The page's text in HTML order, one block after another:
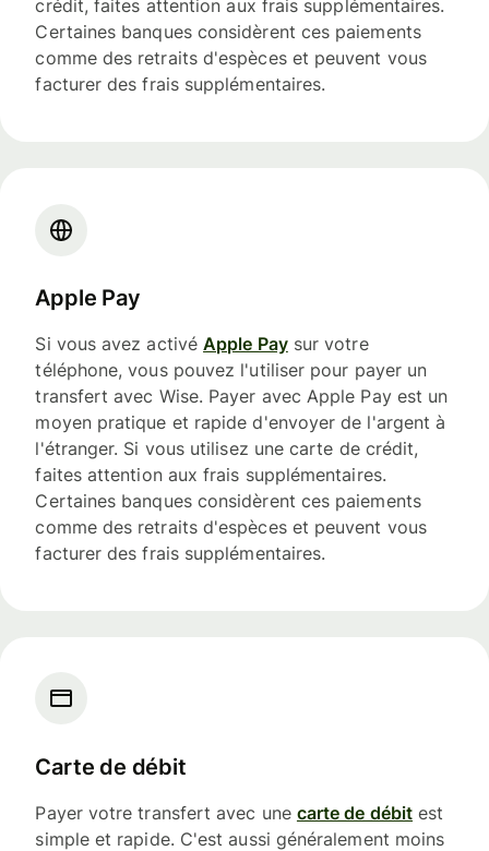
crédit, faites attention aux frais supplémentaires.
Certaines banques considèrent ces paiements
comme des retraits d'espèces et peuvent vous
facturer des frais supplémentaires.
Apple Pay
Si vous avez activéApple Paysur votre
téléphone, vous pouvez l'utiliser pour payer un
transfert avec Wise. Payer avec Apple Pay est un
moyen pratique et rapide d'envoyer de l'argent à
l'étranger. Si vous utilisez une carte de crédit,
faites attention aux frais supplémentaires.
Certaines banques considèrent ces paiements
comme des retraits d'espèces et peuvent vous
facturer des frais supplémentaires.
Carte de débit
Payer votre transfert avec une carte de débit est
simple et rapide. C'est aussi généralement moins